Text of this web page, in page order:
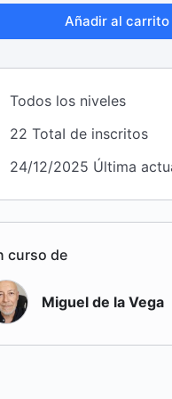
Añadir al carrito
Todos los niveles
22 TotaI de inscritos
24/12/2025 Última
curso de
Miguel de la Vega